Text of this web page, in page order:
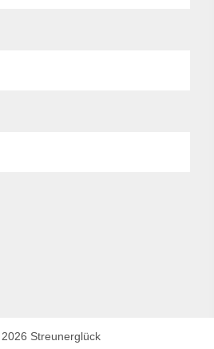
2026 Streunerglück